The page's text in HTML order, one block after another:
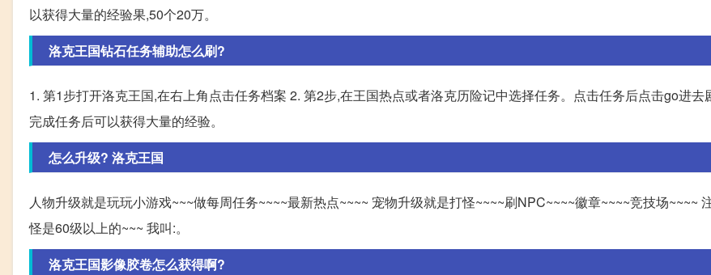
以获得大量的经验果,50个20万。
洛克王国钻石任务辅助怎么刷?
1. 第1步打开洛克王国,在右上角点击任务档案 2. 第2步,在王国热点或者洛克历险记中选择任务。点击任务后点击go进去
完成任务后可以获得大量的经验。
怎么升级? 洛克王国
人物升级就是玩玩小游戏~~~做每周任务~~~~最新热点~~~~ 宠物升级就是打怪~~~~刷NPC~~~~徽章~~~~竞技场~~~~
怪是60级以上的~~~ 我叫:。
洛克王国影像胶卷怎么获得啊?